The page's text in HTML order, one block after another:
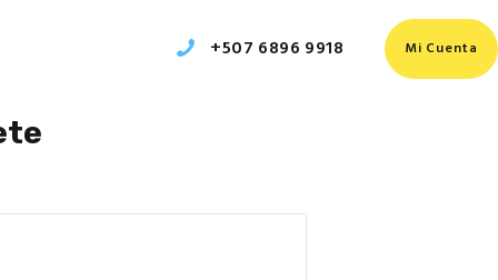
+507 6896 9918‬ Mi Cuenta